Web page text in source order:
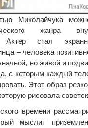
Миколайчука
жанра
Актер стал
– человека
но живой и
с которым каждый
Этот образ
рисовала
времени
мыслит